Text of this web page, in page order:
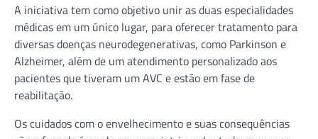
A iniciativa tem como objetivo unir as duas especialidades
médicas em um único lugar, para oferecer tratamento para
diversas doenças neurodegenerativas, como Parkinson e
Alzheimer, além de um atendimento personalizado aos
pacientes que tiveram um AVC e estão em fase de
reabilitação.
Os cuidados com o envelhecimento e suas consequências